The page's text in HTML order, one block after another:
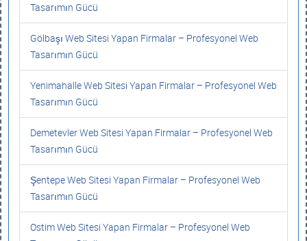
Tasarımın Gücü
Gölbaşı Web Sitesi Yapan Firmalar – Profesyonel Web
Tasarımın Gücü
Yenimahalle Web Sitesi Yapan Firmalar – Profesyonel Web
Tasarımın Gücü
Demetevler Web Sitesi Yapan Firmalar – Profesyonel Web
Tasarımın Gücü
Şentepe Web Sitesi Yapan Firmalar – Profesyonel Web
Tasarımın Gücü
Ostim Web Sitesi Yapan Firmalar – Profesyonel Web